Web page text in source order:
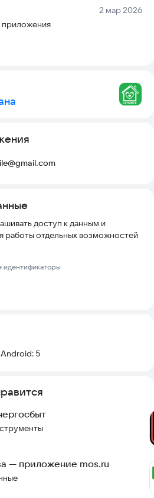
что обеспечивает повышенную
пользователей о
на обслуживание и
различным услугам и
Дата:
2 мар 2026
приложения
доступ к данным и
работы отдельных возможностей
идентификаторы
5
— приложение mos.ru